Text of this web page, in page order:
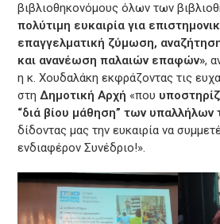
βιβλιοθηκονόμους όλων των
πολύτιμη ευκαιρία για
επαγγελματική ζύμωση,
και ανανέωση παλαιών επαφών»,
η κ. Χουδαλάκη εκφράζοντας τις
στηΔημοτική Αρχή «που
“διά βίου μάθηση” των
δίδοντας μας την ευκαιρία να
ενδιαφέρον Συνέδριο!».